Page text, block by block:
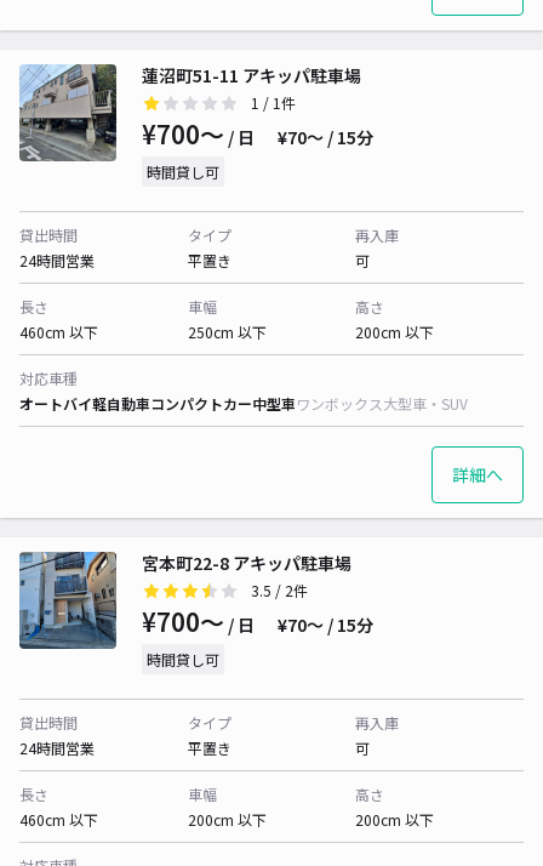
蓮沼町51-11 アキッパ駐車場
1 / 1件
¥700〜 / 日 ¥70〜 / 15分
時間貸し可
貸出時間
24時間営業
タイプ
平置き
再入庫
可
長さ
460cm 以下
車幅
250cm 以下
高さ
200cm 以下
対応車種
オートバイ軽自動車コンパクトカー中型車ワンボックス大型車・SUV
詳細へ
宮本町22-8 アキッパ駐車場
3.5 / 2件
¥700〜 / 日 ¥70〜 / 15分
時間貸し可
貸出時間
24時間営業
タイプ
平置き
再入庫
可
長さ
460cm 以下
車幅
200cm 以下
高さ
200cm 以下